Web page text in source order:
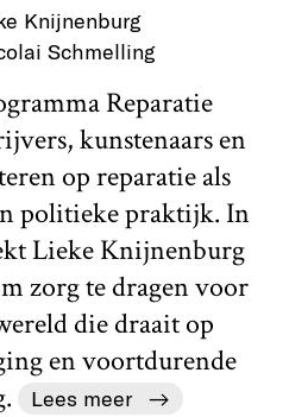
Knijnenburg
Schmelling
Reparatie
kunstenaars en
op reparatie als
politieke praktijk. In
Lieke Knijnenburg
zorg te dragen voor
die draait op
en voortdurende
Lees meer